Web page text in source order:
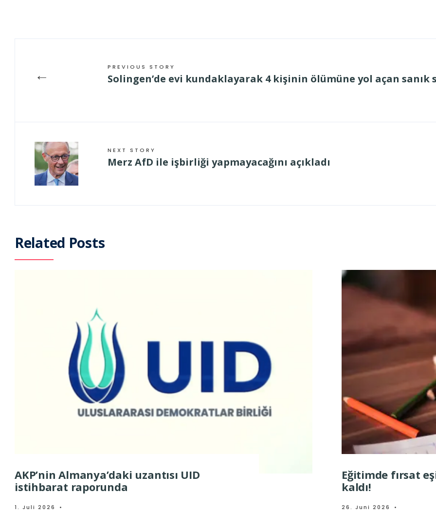
← PREVIOUS STORY
Solingen’de evi kundaklayarak 4 kişinin ölümüne yol açan
NEXT STORY
Merz AfD ile işbirliği yapmayacağını açıkladı
Related Posts
AKP’nin Almanya’daki uzantısı UID
istihbarat raporunda
1. Juli 2026 •
Eğitimde fırsat
kaldı!
26. Juni 2026 •